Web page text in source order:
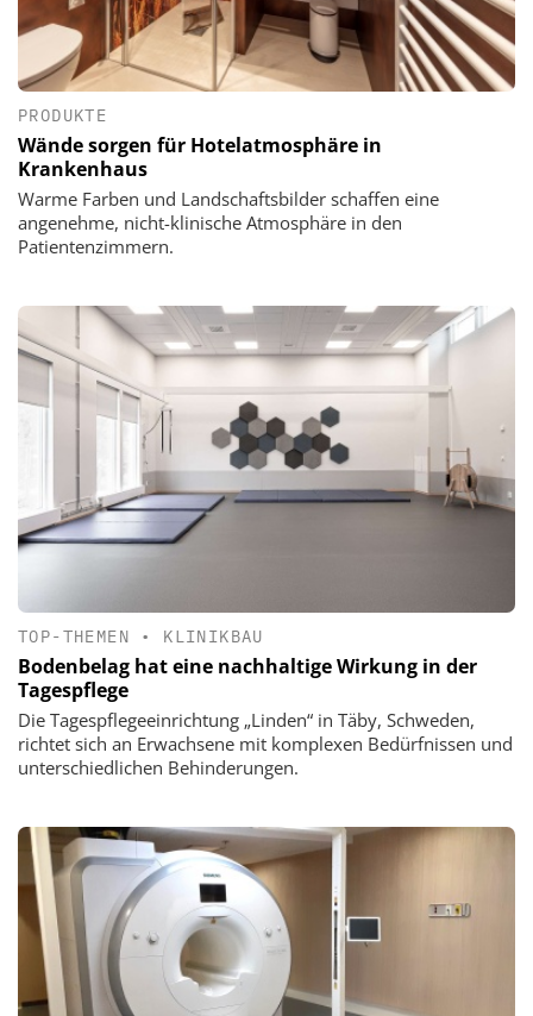
PRODUKTE
Wände sorgen für Hotelatmosphäre in
Krankenhaus
Warme Farben und Landschaftsbilder schaffen eine
angenehme, nicht-klinische Atmosphäre in den
Patientenzimmern.
TOP-THEMEN • KLINIKBAU
Bodenbelag hat eine nachhaltige Wirkung in der
Tagespflege
Die Tagespflegeeinrichtung „Linden“ in Täby, Schweden,
richtet sich an Erwachsene mit komplexen Bedürfnissen und
unterschiedlichen Behinderungen.